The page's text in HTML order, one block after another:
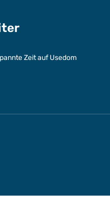
Zeit auf Usedom